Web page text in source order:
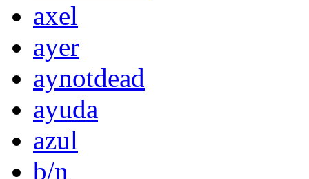
axel
ayer
aynotdead
ayuda
azul
b/n